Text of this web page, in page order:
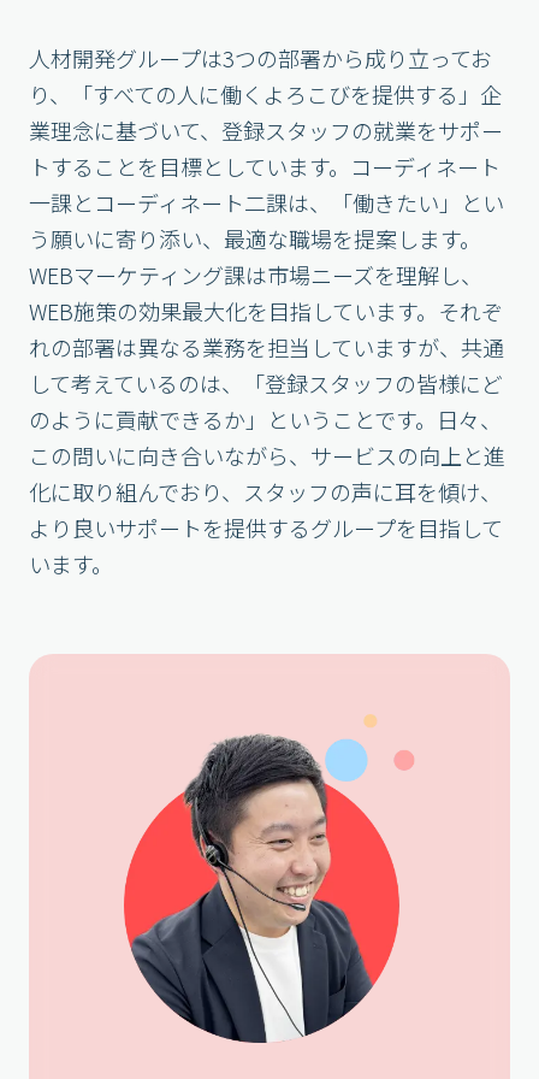
人材開発グループは3つの部署から成り立ってお
り、「すべての人に働くよろこびを提供する」企
業理念に基づいて、登録スタッフの就業をサポー
トすることを目標としています。コーディネート
一課とコーディネート二課は、「働きたい」とい
う願いに寄り添い、最適な職場を提案します。
WEBマーケティング課は市場ニーズを理解し、
WEB施策の効果最大化を目指しています。それぞ
れの部署は異なる業務を担当していますが、共通
して考えているのは、「登録スタッフの皆様にど
のように貢献できるか」ということです。日々、
この問いに向き合いながら、サービスの向上と進
化に取り組んでおり、スタッフの声に耳を傾け、
より良いサポートを提供するグループを目指して
います。